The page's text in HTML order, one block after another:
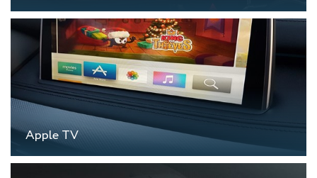
Apple TV